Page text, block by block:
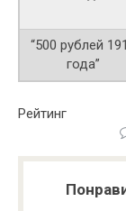
“500 рублей
года”
Рейтинг